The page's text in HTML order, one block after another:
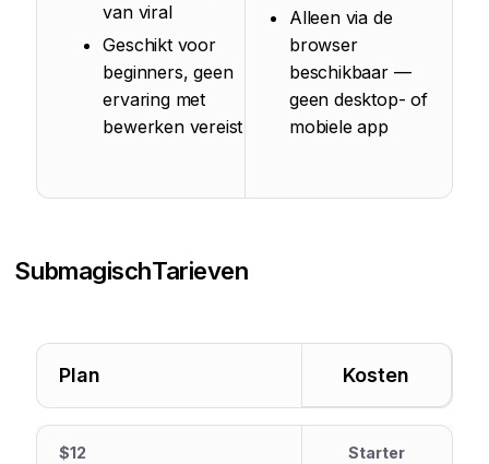
van viral
Geschikt voor
beginners, geen
ervaring met
bewerken vereist
Alleen via de
browser
beschikbaar —
geen desktop- of
mobiele app
SubmagischTarieven
Plan Kosten
$12 Starter